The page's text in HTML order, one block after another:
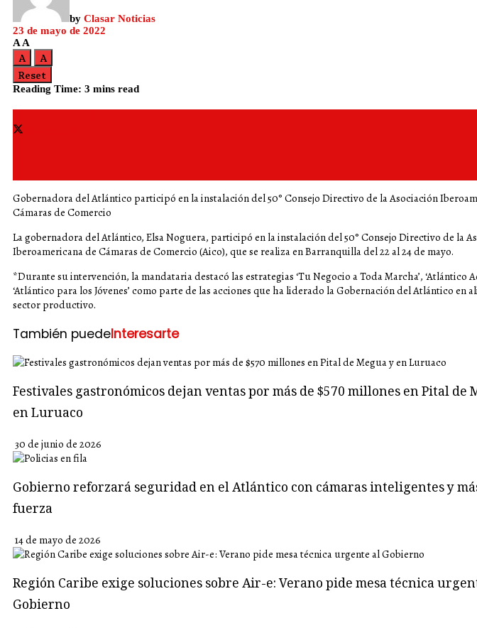
by Clasar Noticias
23 de mayo de 2022
A A
A
A
Reset
Reading Time: 3 mins read
Gobernadora del Atlántico participó en la instalación del 50° Consejo Directivo de la Asociación
Cámaras de Comercio
La gobernadora del Atlántico, Elsa Noguera, participó en la instalación del 50° Consejo Directivo de la
Iberoamericana de Cámaras de Comercio (Aico), que se realiza en Barranquilla del 22 al 24 de mayo.
*Durante su intervención, la mandataria destacó las estrategias ‘Tu Negocio a Toda Marcha’, ‘Atlántico
‘Atlántico para los Jóvenes’ como parte de las acciones que ha liderado la Gobernación del Atlántico en
sector productivo.
También puedeInteresarte
Festivales gastronómicos dejan ventas por más de $570 millones en Pital de
en Luruaco
30 de junio de 2026
Gobierno reforzará seguridad en el Atlántico con cámaras inteligentes y
fuerza
14 de mayo de 2026
Región Caribe exige soluciones sobre Air-e: Verano pide mesa técnica
Gobierno